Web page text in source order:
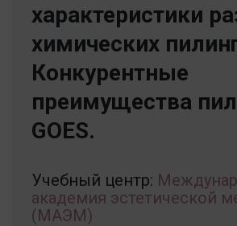
характеристики
химических
Конкурентные
преимущества
GOES.
Учебный центр:
академия эстетической
(МАЭМ)